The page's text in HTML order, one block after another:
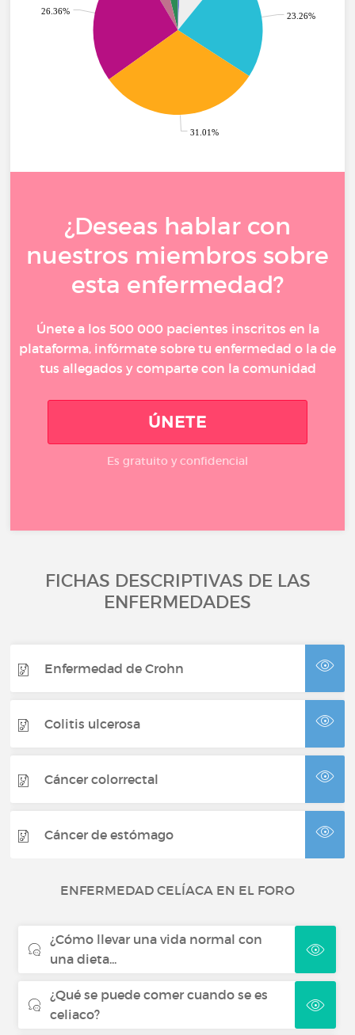
23.26%
31.01%
26.36%
¿Deseas hablar con
nuestros miembros sobre
esta enfermedad?
Únete a los 500 000 pacientes inscritos en la
plataforma, infórmate sobre tu enfermedad o la de
tus allegados y comparte con la comunidad
ÚNETE
Es gratuito y confidencial
FICHAS DESCRIPTIVAS DE LAS
ENFERMEDADES
Enfermedad de Crohn
Colitis ulcerosa
Cáncer colorrectal
Cáncer de estómago
ENFERMEDAD CELÍACA EN EL FORO
¿Cómo llevar una vida normal con
una dieta...
¿Qué se puede comer cuando se es
celiaco?